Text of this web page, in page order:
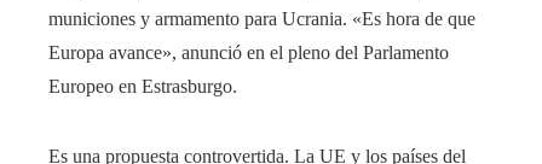
municiones y armamento para Ucrania. «Es hora de que
Europa avance», anunció en el pleno del Parlamento
Europeo en Estrasburgo.
Es una propuesta controvertida. La UE y los países del